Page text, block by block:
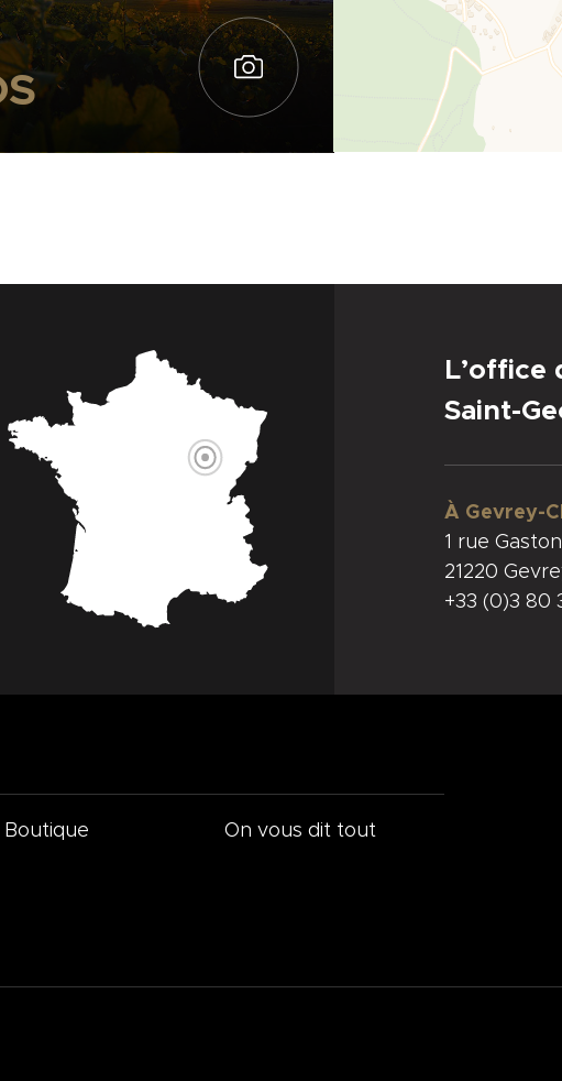
L’office
Saint-
À Gevrey-
1 rue
21220
+33 (0)3 80
Boutique On vous dit tout